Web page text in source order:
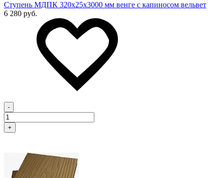
Cтупень МДПК 320х25х3000 мм венге с капиносом вельвет
6 280 руб.
-
+